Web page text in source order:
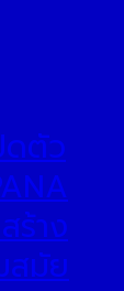
ดตัว
ร้าง
สมัย